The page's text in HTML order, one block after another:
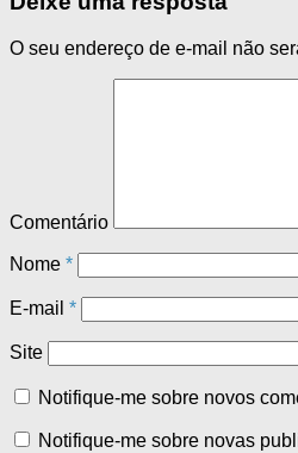
O seu endereço de e-mail não
Comentário
Nome *
E-mail *
Site
Notifique-me sobre novos
Notifique-me sobre novas